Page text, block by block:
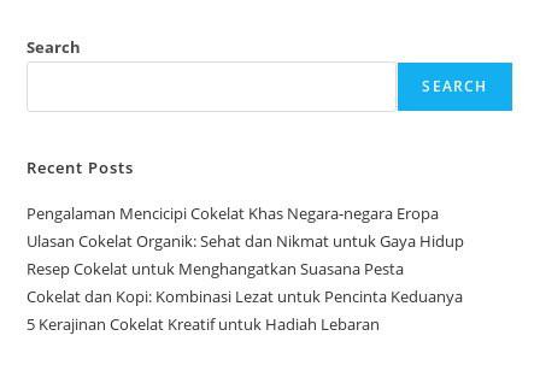
Search
SEARCH
Recent Posts
Pengalaman Mencicipi Cokelat Khas Negara-negara Eropa
Ulasan Cokelat Organik: Sehat dan Nikmat untuk Gaya Hidup
Resep Cokelat untuk Menghangatkan Suasana Pesta
Cokelat dan Kopi: Kombinasi Lezat untuk Pencinta Keduanya
5 Kerajinan Cokelat Kreatif untuk Hadiah Lebaran